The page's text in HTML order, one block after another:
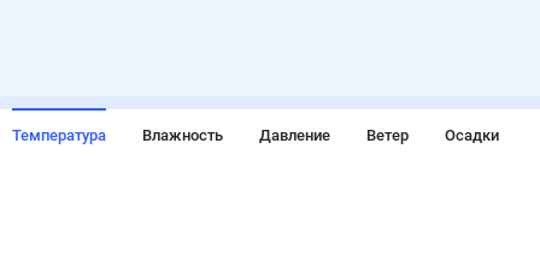
Температура Влажность Давление Ветер Осадки